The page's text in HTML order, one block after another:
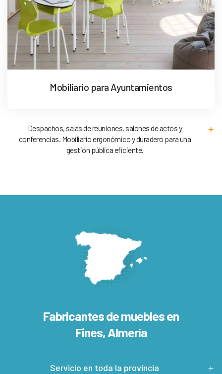
Mobiliario para Ayuntamientos
Despachos, salas de reuniones, salones de actos y
conferencias. Mobiliario ergonómico y duradero para una
gestión pública eficiente.
Fabricantes de muebles en
Fines, Almería
Servicio en toda la provincia